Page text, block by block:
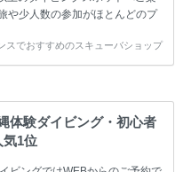
や少人数の参加がほとんどのプ
るようにリフレッシュダイビン
います。お1人様も初心者の方
客様、ファンダイビングのリピ
ビングの全てのコース費が
ンタルが50%OFFになります。
ファンダイビング ￥13800(税
イト / タンク / 送迎...
スでおすすめのスキューバショップ
体験ダイビング・初心者
気1位